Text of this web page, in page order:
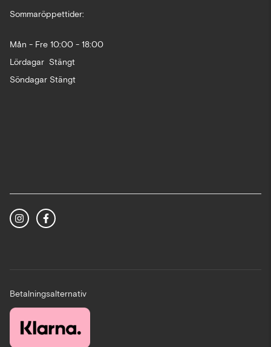
Sommaröppettider:
Mån - Fre 10:00 - 18:00
Lördagar Stängt
Söndagar Stängt
Betalningsalternativ